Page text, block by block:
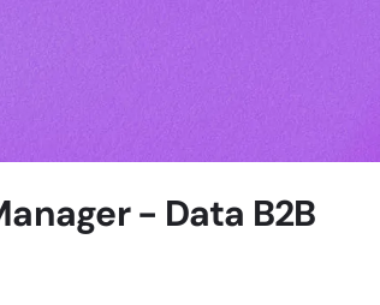
- Data B2B